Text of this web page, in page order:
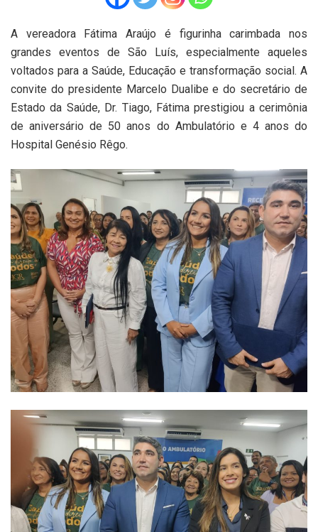
A vereadora Fátima Araújo é figurinha carimbada nos
grandes eventos de São Luís, especialmente aqueles
voltados para a Saúde, Educação e transformação social. A
convite do presidente Marcelo Dualibe e do secretário de
Estado da Saúde, Dr. Tiago, Fátima prestigiou a cerimônia
de aniversário de 50 anos do Ambulatório e 4 anos do
Hospital Genésio Rêgo.